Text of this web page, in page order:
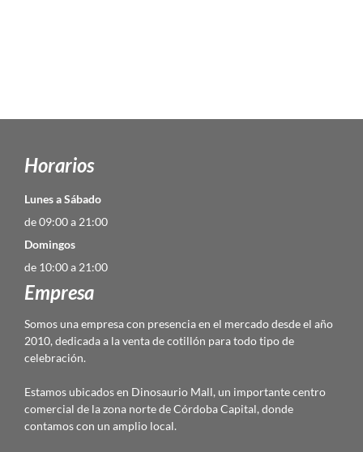
Horarios
Lunes a Sábado
de 09:00 a 21:00
Domingos
de 10:00 a 21:00
Empresa
Somos una empresa con presencia en el mercado desde el año
2010, dedicada a la venta de cotillón para todo tipo de
celebración.
Estamos ubicados en Dinosaurio Mall, un importante centro
comercial de la zona norte de Córdoba Capital, donde
contamos con un amplio local.